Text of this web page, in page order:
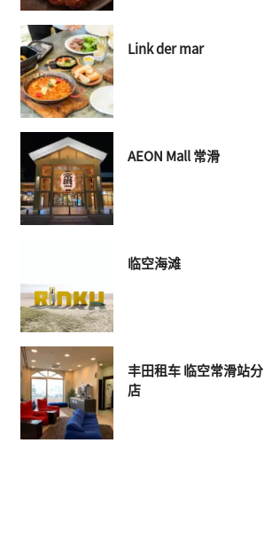
Link der mar
AEON Mall 常滑
临空海滩
丰田租车 临空常滑站分
店